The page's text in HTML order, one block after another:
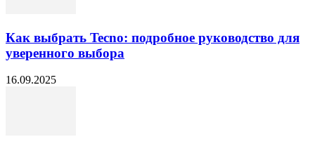
Как выбрать Tecno: подробное руководство для
уверенного выбора
16.09.2025